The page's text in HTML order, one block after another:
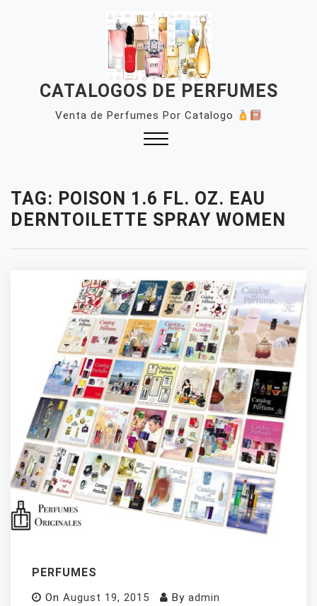
CATALOGOS DE PERFUMES
Venta de Perfumes Por Catalogo
TAG: POISON 1.6 FL. OZ. EAU
DERNTOILETTE SPRAY WOMEN
PERFUMES
On August 19, 2015 By admin